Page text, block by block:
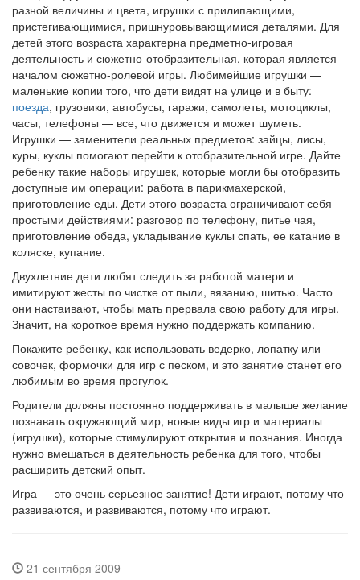
разной величины и цвета, игрушки с прилипающими,
пристегивающимися, пришнуровывающимися деталями. Для
детей этого возраста характерна предметно-игровая
деятельность и сюжетно-отобразительная, которая является
началом сюжетно-ролевой игры. Любимейшие игрушки —
маленькие копии того, что дети видят на улице и в быту:
поезда, грузовики, автобусы, гаражи, самолеты, мотоциклы,
часы, телефоны — все, что движется и может шуметь.
Игрушки — заменители реальных предметов: зайцы, лисы,
куры, куклы помогают перейти к отобразительной игре. Дайте
ребенку такие наборы игрушек, которые могли бы отобразить
доступные им операции: работа в парикмахерской,
приготовление еды. Дети этого возраста ограничивают себя
простыми действиями: разговор по телефону, питье чая,
приготовление обеда, укладывание куклы спать, ее катание в
коляске, купание.
Двухлетние дети любят следить за работой матери и
имитируют жесты по чистке от пыли, вязанию, шитью. Часто
они настаивают, чтобы мать прервала свою работу для игры.
Значит, на короткое время нужно поддержать компанию.
Покажите ребенку, как использовать ведерко, лопатку или
совочек, формочки для игр с песком, и это занятие станет его
любимым во время прогулок.
Родители должны постоянно поддерживать в малыше желание
познавать окружающий мир, новые виды игр и материалы
(игрушки), которые стимулируют открытия и познания. Иногда
нужно вмешаться в деятельность ребенка для того, чтобы
расширить детский опыт.
Игра — это очень серьезное занятие! Дети играют, потому что
развиваются, и развиваются, потому что играют.
21 сентября 2009